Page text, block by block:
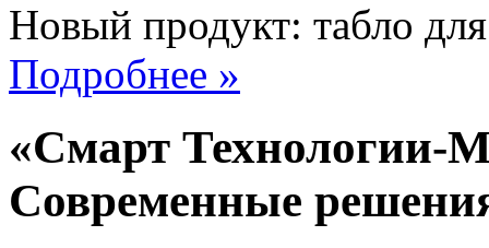
Новый продукт: табло
Подробнее »
«Смарт Технологии-
Современные